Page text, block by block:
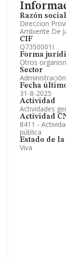
Razón social
Direccion
Ambiente De
CIF
Q7350001I
Forma
Otros
Sector
Administración
Fecha
31-8-2025
Actividad
Actividades
Actividad
8411 -
pública
Estado de
Viva
Artículos